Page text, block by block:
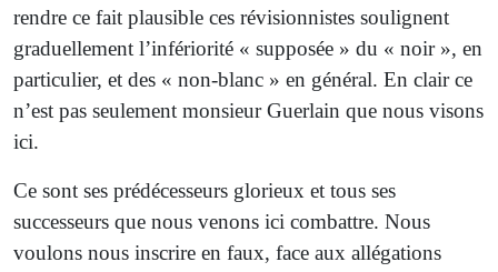
rendre ce fait plausible ces révisionnistes soulignent
graduellement l’infériorité « supposée » du « noir », en
particulier, et des « non-blanc » en général. En clair ce
n’est pas seulement monsieur Guerlain que nous visons
ici.
Ce sont ses prédécesseurs glorieux et tous ses
successeurs que nous venons ici combattre. Nous
voulons nous inscrire en faux, face aux allégations